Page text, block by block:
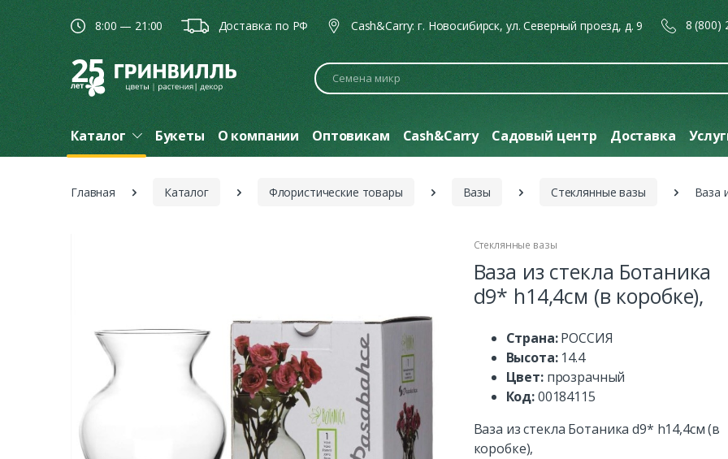
8:00 — 21:00 Доставка: по РФ Cash&Carry: г. Новосибирск, ул. Северный проезд, д. 9 8 (800)
Поиск
Каталог Букеты О компании Оптовикам Cash&Carry Садовый центр Доставка
Главная Каталог Флористические товары Вазы Стеклянные вазы Ваза
Стеклянные вазы
Ваза из стекла Ботаника
d9* h14,4см (в коробке),
Страна:РОССИЯ
Высота: 14.4
Цвет: прозрачный
Код:00184115
Ваза из стекла Ботаника d9* h14,4см (в
коробке),